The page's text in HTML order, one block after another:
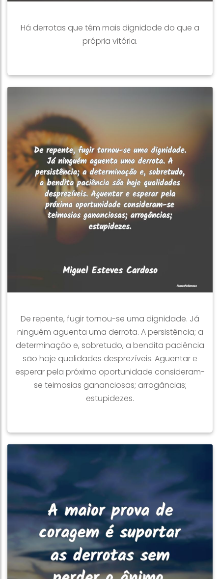
Há derrotas que têm mais dignidade do que a
própria vitória.
De repente, fugir tornou-se uma dignidade. Já
ninguém aguenta uma derrota. A persistência; a
determinação e, sobretudo, a bendita paciência
são hoje qualidades desprezíveis. Aguentar e
esperar pela próxima oportunidade consideram-
se teimosias gananciosas; arrogâncias;
estupidezes.